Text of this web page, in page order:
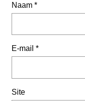
Naam *
E-mail *
Site